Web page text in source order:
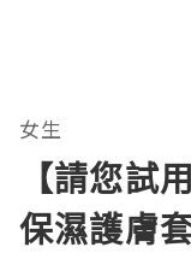
女生
【請您試
保濕護膚